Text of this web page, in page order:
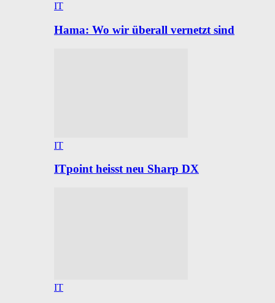
IT
Hama: Wo wir überall vernetzt sind
IT
ITpoint heisst neu Sharp DX
IT